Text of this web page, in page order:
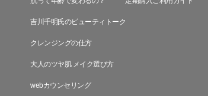
吉川千明氏のビューティトーク
クレンジングの仕方
大人のツヤ肌 メイク選び方
webカウンセリング